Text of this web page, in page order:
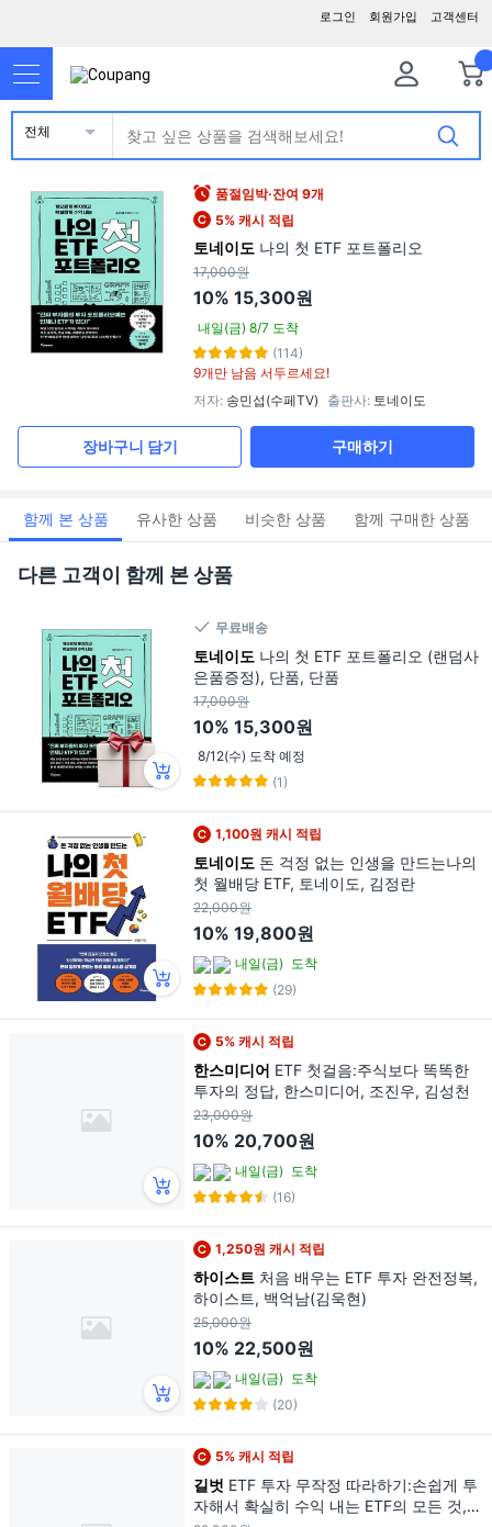
고객센터
회원가입
로그인
전체
품절임박·잔여 9개
5% 캐시 적립
토네이도 나의 첫 ETF 포트폴리오
17,000원
10% 15,300원
내일(금) 8/7 도착
(114)
9개만 남음 서두르세요!
저자: 송민섭(수페TV) 출판사: 토네이도
장바구니 담기 구매하기
함께 본 상품 유사한 상품 비슷한 상품 함께 구매한 상품
다른 고객이 함께 본 상품
무료배송
토네이도 나의 첫 ETF 포트폴리오 (랜덤사
은품증정), 단품, 단품
17,000원
10% 15,300원
8/12(수) 도착 예정
(1)
1,100원 캐시 적립
토네이도 돈 걱정 없는 인생을 만드는나의
첫 월배당 ETF, 토네이도, 김정란
22,000원
10% 19,800원
내일(금) 도착
(29)
5% 캐시 적립
한스미디어 ETF 첫걸음:주식보다 똑똑한
투자의 정답, 한스미디어, 조진우, 김성천
23,000원
10% 20,700원
내일(금) 도착
(16)
1,250원 캐시 적립
하이스트 처음 배우는 ETF 투자 완전정복,
하이스트, 백억남(김욱현)
25,000원
10% 22,500원
내일(금) 도착
(20)
5% 캐시 적립
길벗 ETF 투자 무작정 따라하기:손쉽게 투
자해서 확실히 수익 내는 ETF의 모든 것,